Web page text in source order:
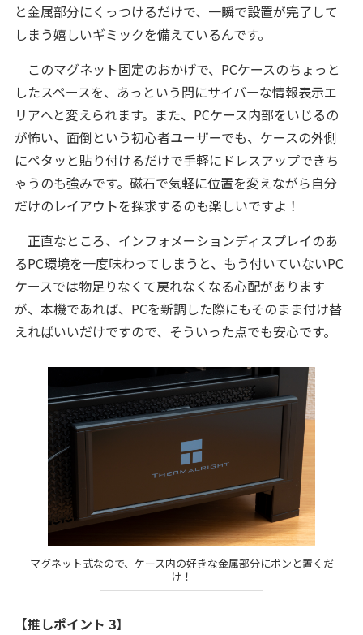
と金属部分にくっつけるだけで、一瞬で設置が完了して
しまう嬉しいギミックを備えているんです。
このマグネット固定のおかげで、PCケースのちょっと
したスペースを、あっという間にサイバーな情報表示エ
リアへと変えられます。また、PCケース内部をいじるの
が怖い、面倒という初心者ユーザーでも、ケースの外側
にペタッと貼り付けるだけで手軽にドレスアップできち
ゃうのも強みです。磁石で気軽に位置を変えながら自分
だけのレイアウトを探求するのも楽しいですよ！
正直なところ、インフォメーションディスプレイのあ
るPC環境を一度味わってしまうと、もう付いていないPC
ケースでは物足りなくて戻れなくなる心配があります
が、本機であれば、PCを新調した際にもそのまま付け替
えればいいだけですので、そういった点でも安心です。
マグネット式なので、ケース内の好きな金属部分にポンと置くだ
け！
【推しポイント 3】